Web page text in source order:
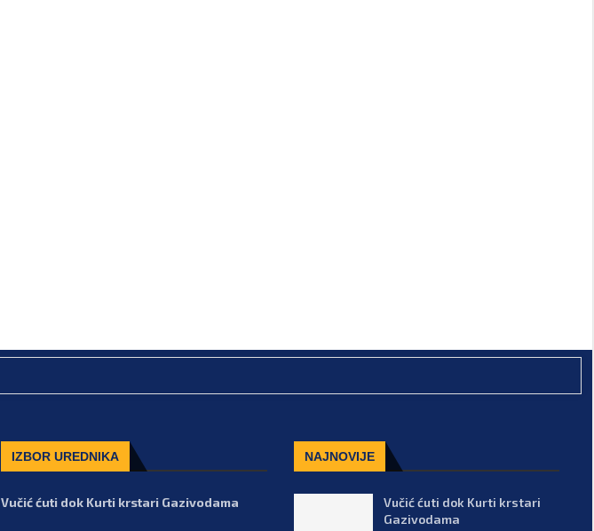
IZBOR UREDNIKA
Vučić ćuti dok Kurti krstari Gazivodama
NAJNOVIJE
Vučić ćuti dok Kurti krstari
Gazivodama